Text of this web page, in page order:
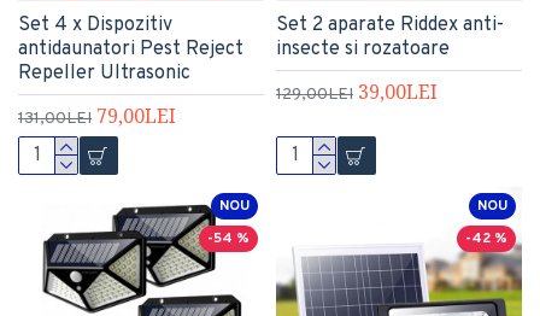
Set 4 x Dispozitiv
antidaunatori Pest Reject
Repeller Ultrasonic
131,00LEI 79,00LEI
Set 2 aparate Riddex anti-
insecte si rozatoare
129,00LEI 39,00LEI
NOU
-54 %
NOU
-42 %